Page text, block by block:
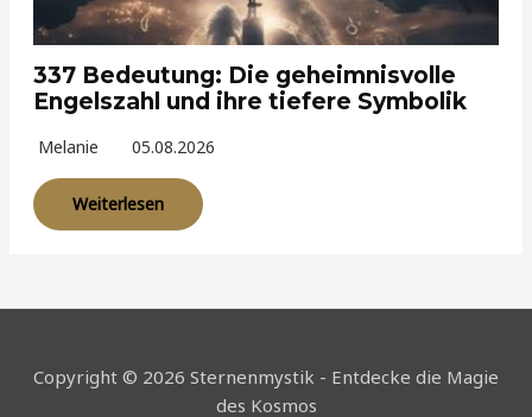
337 Bedeutung: Die geheimnisvolle
Engelszahl und ihre tiefere Symbolik
Melanie 05.08.2026
Weiterlesen
Copyright © 2026 Sternenmystik - Entdecke die Magie
des Kosmos